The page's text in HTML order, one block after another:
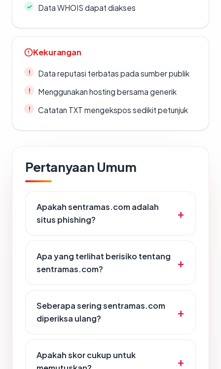
Data WHOIS dapat diakses
Kekurangan
Data reputasi terbatas pada sumber publik
Menggunakan hosting bersama generik
Catatan TXT mengekspos sedikit petunjuk
Pertanyaan Umum
Apakah sentramas.com adalah
situs phishing?
Apa yang terlihat berisiko tentang
sentramas.com?
Seberapa sering sentramas.com
diperiksa ulang?
Apakah skor cukup untuk